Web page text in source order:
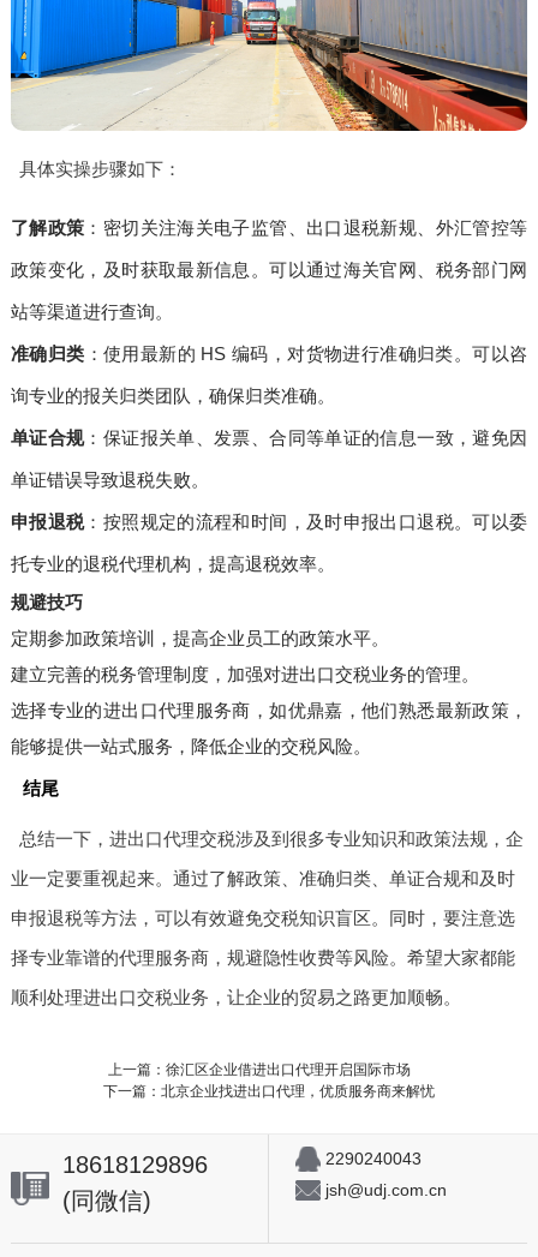
具体实操步骤如下：
了解政策 ：密切关注海关电子监管、出口退税新规、外汇管控等
政策变化，及时获取最新信息。可以通过海关官网、税务部门网
站等渠道进行查询。
准确归类 ：使用最新的 HS 编码，对货物进行准确归类。可以咨
询专业的报关归类团队，确保归类准确。
单证合规：保证报关单、发票、合同等单证的信息一致，避免因
单证错误导致退税失败。
申报退税：按照规定的流程和时间，及时申报出口退税。可以委
托专业的退税代理机构，提高退税效率。
规避技巧
定期参加政策培训，提高企业员工的政策水平。
建立完善的税务管理制度，加强对进出口交税业务的管理。
选择专业的进出口代理服务商，如优鼎嘉，他们熟悉最新政策，
能够提供一站式服务，降低企业的交税风险。
结尾
总结一下，进出口代理交税涉及到很多专业知识和政策法规，企
业一定要重视起来。通过了解政策、准确归类、单证合规和及时
申报退税等方法，可以有效避免交税知识盲区。同时，要注意选
择专业靠谱的代理服务商，规避隐性收费等风险。希望大家都能
顺利处理进出口交税业务，让企业的贸易之路更加顺畅。
上一篇：徐汇区企业借进出口代理开启国际市场
下一篇：北京企业找进出口代理，优质服务商来解忧
18618129896
(同微信)
2290240043
jsh@udj.com.cn